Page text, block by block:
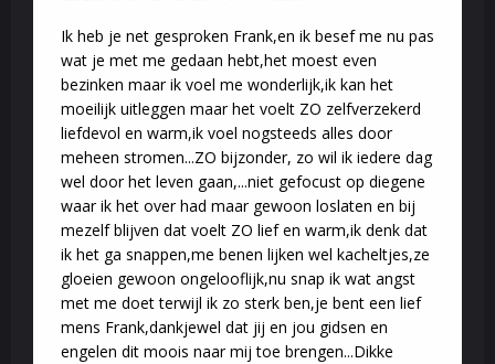
Ik heb je net gesproken Frank,en ik besef me nu pas
wat je met me gedaan hebt,het moest even
bezinken maar ik voel me wonderlijk,ik kan het
moeilijk uitleggen maar het voelt ZO zelfverzekerd
liefdevol en warm,ik voel nogsteeds alles door
meheen stromen...ZO bijzonder, zo wil ik iedere dag
wel door het leven gaan,...niet gefocust op diegene
waar ik het over had maar gewoon loslaten en bij
mezelf blijven dat voelt ZO lief en warm,ik denk dat
ik het ga snappen,me benen lijken wel kacheltjes,ze
gloeien gewoon ongelooflijk,nu snap ik wat angst
met me doet terwijl ik zo sterk ben,je bent een lief
mens Frank,dankjewel dat jij en jou gidsen en
engelen dit moois naar mij toe brengen...Dikke